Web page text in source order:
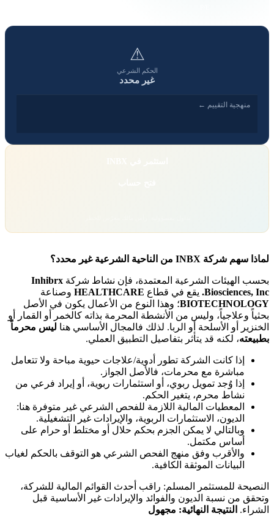
⚠
الحكم الشرعي
غير محدد
منهجية التقييم ←
لماذا سهم شركة INBX من الناحية الشرعية غير محدد؟
بحسب الهيئات الشرعية المعتمدة، فإن نشاط شركة Inhibrx
Biosciences, Inc. يقع في قطاع HEALTHCAREوصناعة
BIOTECHNOLOGY؛ وهذا النوع من الأعمال يكون في الأصل
بحثياً وعلاجياً، وليس من الأنشطة المحرمة بذاته كالخمر أو القمار أو
الخنزير أو الأسلحة أو الربا. لذلك فالمجال الأساسي هنا ليس محرماً
بطبيعته، لكنه قد يتأثر بتفاصيل التطبيق العملي.
إذا كانت الشركة تطور أدوية/علاجات حيوية مباحة ولا تتعامل
مباشرة مع محرمات، فالأصل الجواز.
إذا وُجد تمويل ربوي، أو استثمارات ربوية، أو إيراد فرعي من
نشاط محرم، يتغير الحكم.
المعطيات المالية اللازمة للفحص الشرعي غير متوفرة هنا:
الديون، الاستثمارات الربوية، والإيرادات غير التشغيلية.
وبالتالي لا يمكن الجزم بحكم حلال أو مختلط أو حرام على
أساس مكتمل.
والأقرب وفق منهج الفحص الشرعي هو التوقف بالحكم لغياب
البيانات الموثقة الكافية.
النصيحة للمستثمر المسلم: راقب أحدث القوائم المالية للشركة،
وتحقق من نسبة الديون والفوائد والإيرادات غير الأساسية قبل
الشراء. النتيجة النهائية: مجهول